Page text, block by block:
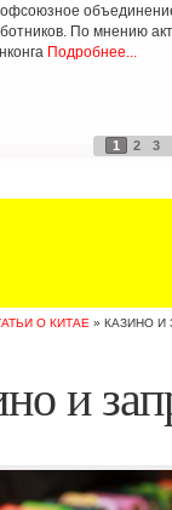
По мнению
Подробнее...
1 2 3
О КИТАЕ » КАЗИНО И
и